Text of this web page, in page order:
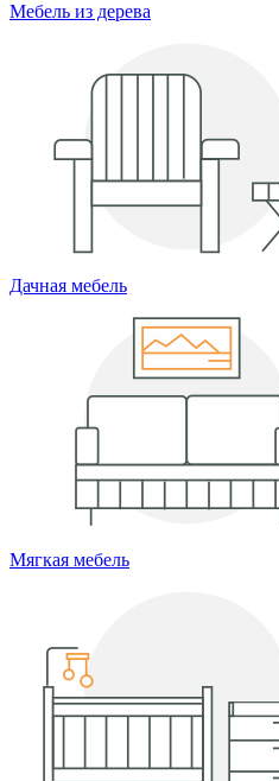
Мебель из дерева
Дачная мебель
Мягкая мебель